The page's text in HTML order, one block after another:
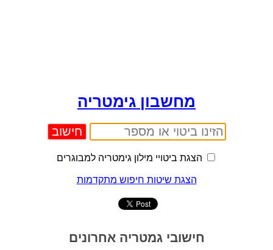
מחשבון גימטריה
הצגת ביטויי מילון גימטריה למבוגרים
הצגת שיטות חיפוש מתקדמות
חישובי גמטריה אחרונים